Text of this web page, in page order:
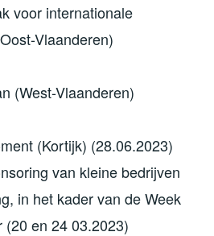
voor internationale
Vlaanderen)
(West-Vlaanderen)
(Kortijk) (28.06.2023)
van kleine bedrijven
in het kader van de Week
en 24 03.2023)